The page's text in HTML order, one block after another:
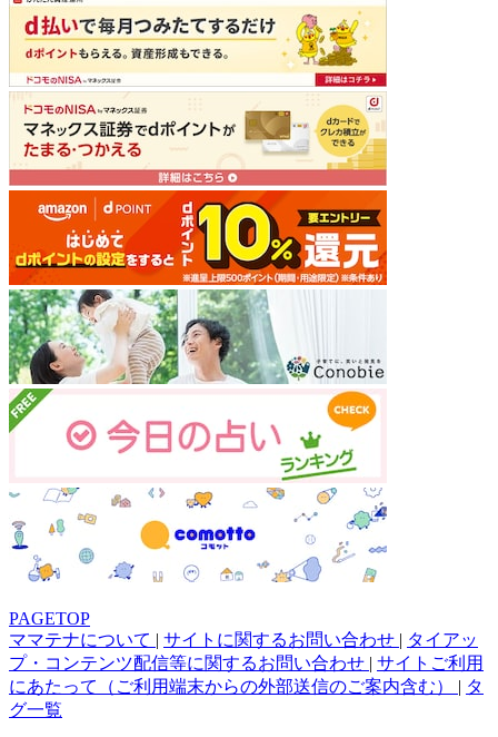
PAGETOP
ママテナについて | サイトに関するお問い合わせ | タイアッ
プ・コンテンツ配信等に関するお問い合わせ | サイトご利用
にあたって（ご利用端末からの外部送信のご案内含む） | タ
グ一覧